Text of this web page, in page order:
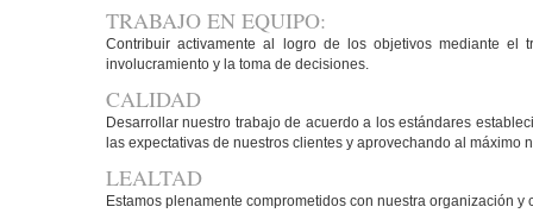
TRABAJO EN EQUIPO:
Contribuir activamente al logro de los objetivos mediante el
involucramiento y la toma de decisiones.
CALIDAD
Desarrollar nuestro trabajo de acuerdo a los estándares
las expectativas de nuestros clientes y aprovechando al máximo
LEALTAD
Estamos plenamente comprometidos con nuestra organización y